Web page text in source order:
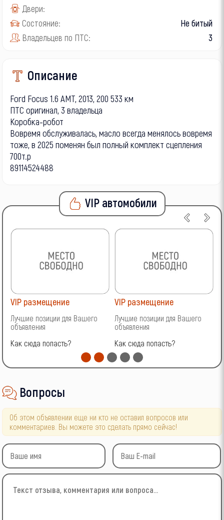
Двери:
Состояние:
Не битый
Владельцев по ПТС:
3
Описание
Ford Focus 1.6 AMT, 2013, 200 533 км
ПТС оригинал, 3 владельца
Коробка-робот
Вовремя обслуживалась, масло всегда менялось вовремя
тоже, в 2025 поменян был полный комплект сцепления
700т.р
89114524488
VIP автомобили
VIP размещение
Лучшие позиции для Вашего
объявления
Как сюда попасть?
VIP размещение
Лучшие позиции для Вашего
объявления
Как сюда попасть?
Вопросы
Об этом объявлении еще ни кто не оставил вопросов или
комментариев. Вы можете это сделать прямо сейчас!